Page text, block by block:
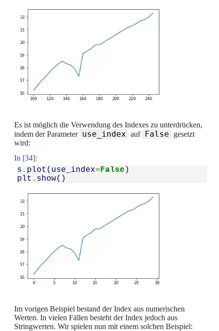
Es ist möglich die Verwendung des Indexes zu unterdrücken,
indem der Parameter use_index auf False
gesetzt
wird:
In [34]:
s . plot ( use_index=False )
plt . show()
Im vorigen Beispiel bestand der Index aus numerischen
Werten. In vielen Fällen besteht der Index jedoch aus
Stringwerten. Wir spielen nun mit einem solchen Beispiel: